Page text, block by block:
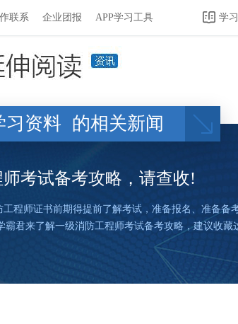
联系 企业团报 APP学习工具 学
习资料 的相关新闻
考试备考攻略，请查收!
程师证书前期得提前了解考试，准备报名、准备
霸君来了解一级消防工程师考试备考攻略，建议收藏